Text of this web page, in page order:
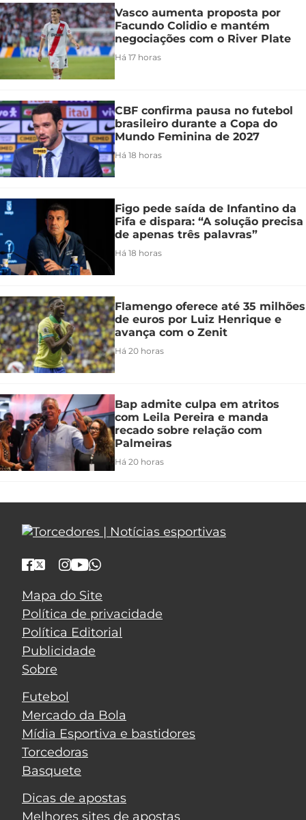
Vasco aumenta proposta por
Facundo Colidio e mantém
negociações com o River Plate
Há 17 horas
CBF confirma pausa no futebol
brasileiro durante a Copa do
Mundo Feminina de 2027
Há 18 horas
Figo pede saída de Infantino da
Fifa e dispara: “A solução precisa
de apenas três palavras”
Há 18 horas
Flamengo oferece até 35 milhões
de euros por Luiz Henrique e
avança com o Zenit
Há 20 horas
Bap admite culpa em atritos
com Leila Pereira e manda
recado sobre relação com
Palmeiras
Há 20 horas
Mapa do Site
Política de privacidade
Política Editorial
Publicidade
Sobre
Futebol
Mercado da Bola
Mídia Esportiva e bastidores
Torcedoras
Basquete
Dicas de apostas
Melhores sites de apostas